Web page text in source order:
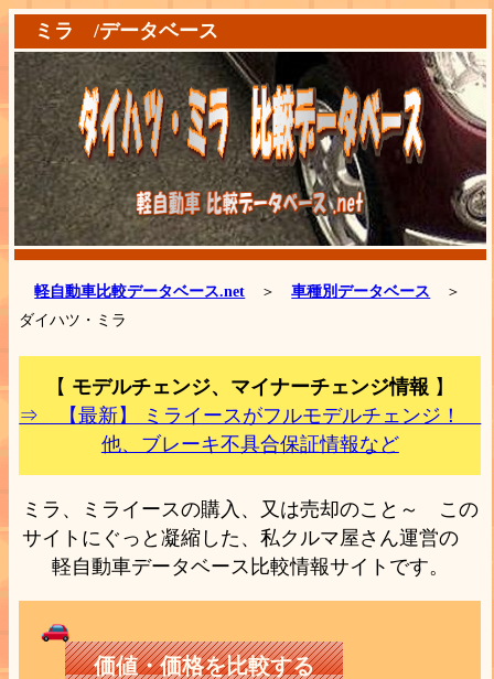
ミラ /データベース
軽自動車比較データベース.net ＞車種別データベース ＞
ダイハツ・ミラ
【 モデルチェンジ、マイナーチェンジ情報 】
⇒ 【最新】 ミライースがフルモデルチェンジ！
他、ブレーキ不具合保証情報など
ミラ、ミライースの購入、又は売却のこと～ この
サイトにぐっと凝縮した、私クルマ屋さん運営の
軽自動車データベース比較情報サイトです。
価値・価格を比較する